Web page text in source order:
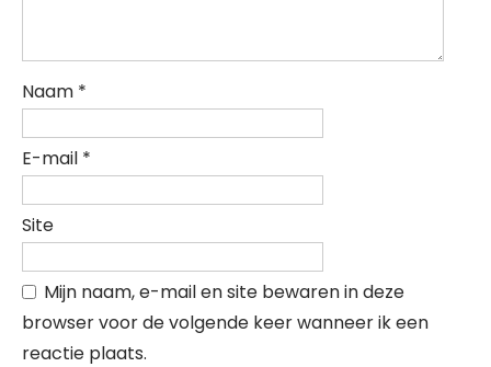
Naam *
E-mail *
Site
Mijn naam, e-mail en site bewaren in deze
browser voor de volgende keer wanneer ik een
reactie plaats.